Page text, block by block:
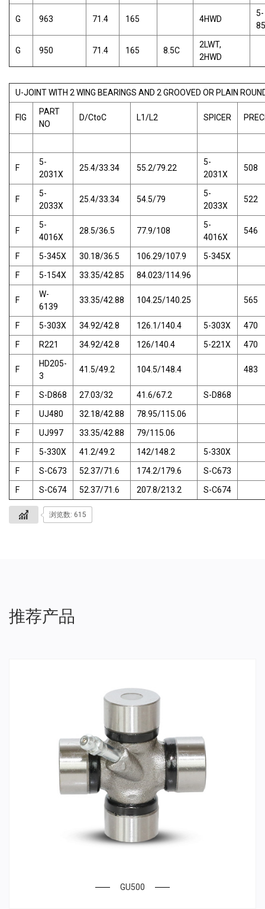
G 963 71.4 165 4HWD
5-
G 950 71.4 165 8.5C
2LWT,
2HWD
U-JOINT WITH 2 WING BEARINGS AND 2 GROOVED OR PLAIN
FIG
PART
NO
D/CtoC L1/L2 SPICER
F
5-
2031X
25.4/33.34 55.2/79.22
5-
2031X
508
F
5-
2033X
25.4/33.34 54.5/79
5-
2033X
522
F
5-
4016X
28.5/36.5 77.9/108
5-
4016X
546
F 5-345X 30.18/36.5 106.29/107.9
5-345X
F
5-154X 33.35/42.85 84.023/114.96
F
W-
6139
33.35/42.88 104.25/140.25 565
F 5-303X 34.92/42.8 126.1/140.4 5-303X
470
F
R221 34.92/42.8 126/140.4 5-221X 470
F
HD205-
3
41.5/49.2 104.5/148.4 483
F S-D868 27.03/32 41.6/67.2
S-D868
F
UJ480 32.18/42.88
78.95/115.06
F
UJ997 33.35/42.88
79/115.06
F
5-330X 41.2/49.2 142/148.2
5-330X
F
S-C673 52.37/71.6 174.2/179.6
S-C673
F
S-C674 52.37/71.6 207.8/213.2 S-C674
浏览数: 615
推荐产品
GU500